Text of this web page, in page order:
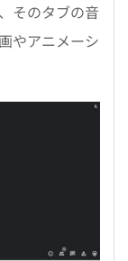
そのタブの音
やアニメーシ